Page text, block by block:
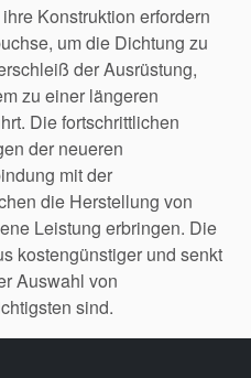
Konstruktion erfordern
um die Dichtung zu
der Ausrüstung,
zu einer längeren
Die fortschrittlichen
der neueren
mit der
die Herstellung von
Leistung erbringen. Die
kostengünstiger und senkt
Auswahl von
sind.